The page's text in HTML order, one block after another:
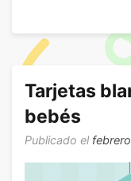
Tarjetas
bebés
Publicado el